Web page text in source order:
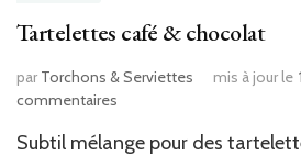
Tartelettes café & chocolat
par Torchons & Serviettes mis à jour le
commentaires
café
Subtil mélange pour des